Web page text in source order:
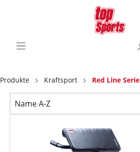
Produkte Kraftsport Red Line Serie